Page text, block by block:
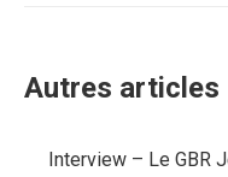
Autres articles
Interview – Le GBR